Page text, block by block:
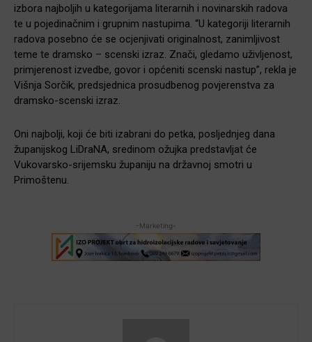
izbora najboljih u kategorijama literarnih i novinarskih radova
te u pojedinačnim i grupnim nastupima. “U kategoriji literarnih
radova posebno će se ocjenjivati originalnost, zanimljivost
teme te dramsko – scenski izraz. Znači, gledamo uživljenost,
primjerenost izvedbe, govor i općeniti scenski nastup”, rekla je
Višnja Sorčik, predsjednica prosudbenog povjerenstva za
dramsko-scenski izraz.
Oni najbolji, koji će biti izabrani do petka, posljednjeg dana
županijskog LiDraNA, sredinom ožujka predstavljat će
Vukovarsko-srijemsku županiju na državnoj smotri u
Primoštenu.
-Marketing-